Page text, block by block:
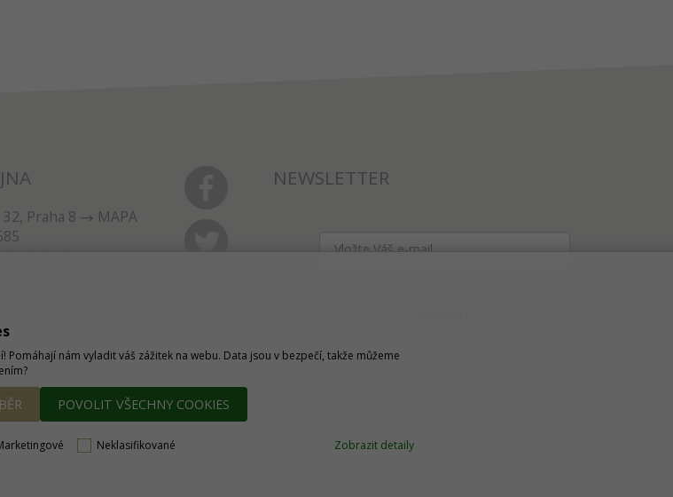
Praha 8
MAPA
NEWSLETTER
nám vyladit váš zážitek na webu. Data jsou v bezpečí, takže můžeme
POVOLIT VŠECHNY COOKIES
Neklasifikované Zobrazit detaily